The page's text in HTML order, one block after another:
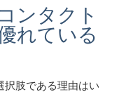
ンタクト
れている
択肢である理由はい